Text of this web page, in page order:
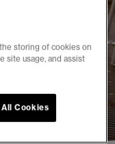
7 8
storing of cookies on
site usage, and assist
Cookies